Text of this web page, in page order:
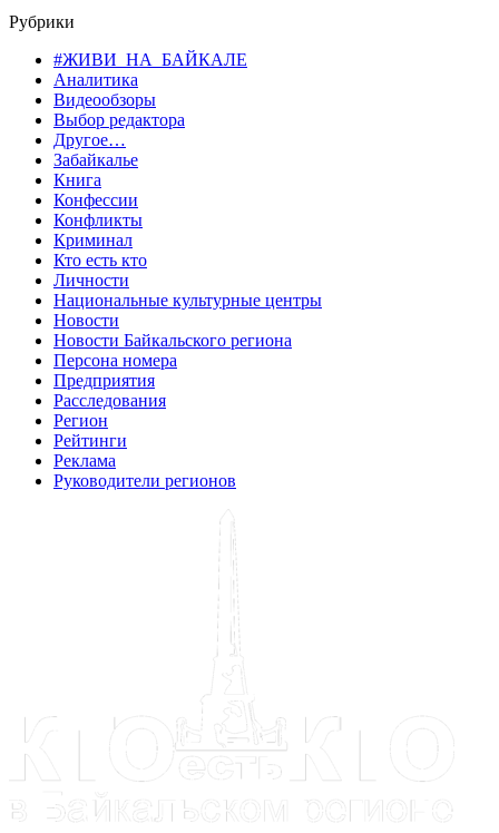
Рубрики
#ЖИВИ_НА_БАЙКАЛЕ
Аналитика
Видеообзоры
Выбор редактора
Другое…
Забайкалье
Книга
Конфессии
Конфликты
Криминал
Кто есть кто
Личности
Национальные культурные центры
Новости
Новости Байкальского региона
Персона номера
Предприятия
Расследования
Регион
Рейтинги
Реклама
Руководители регионов